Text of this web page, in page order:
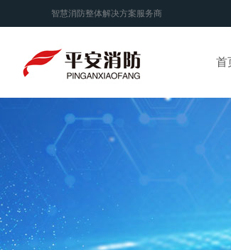
智慧消防整体解决方案服务商
首